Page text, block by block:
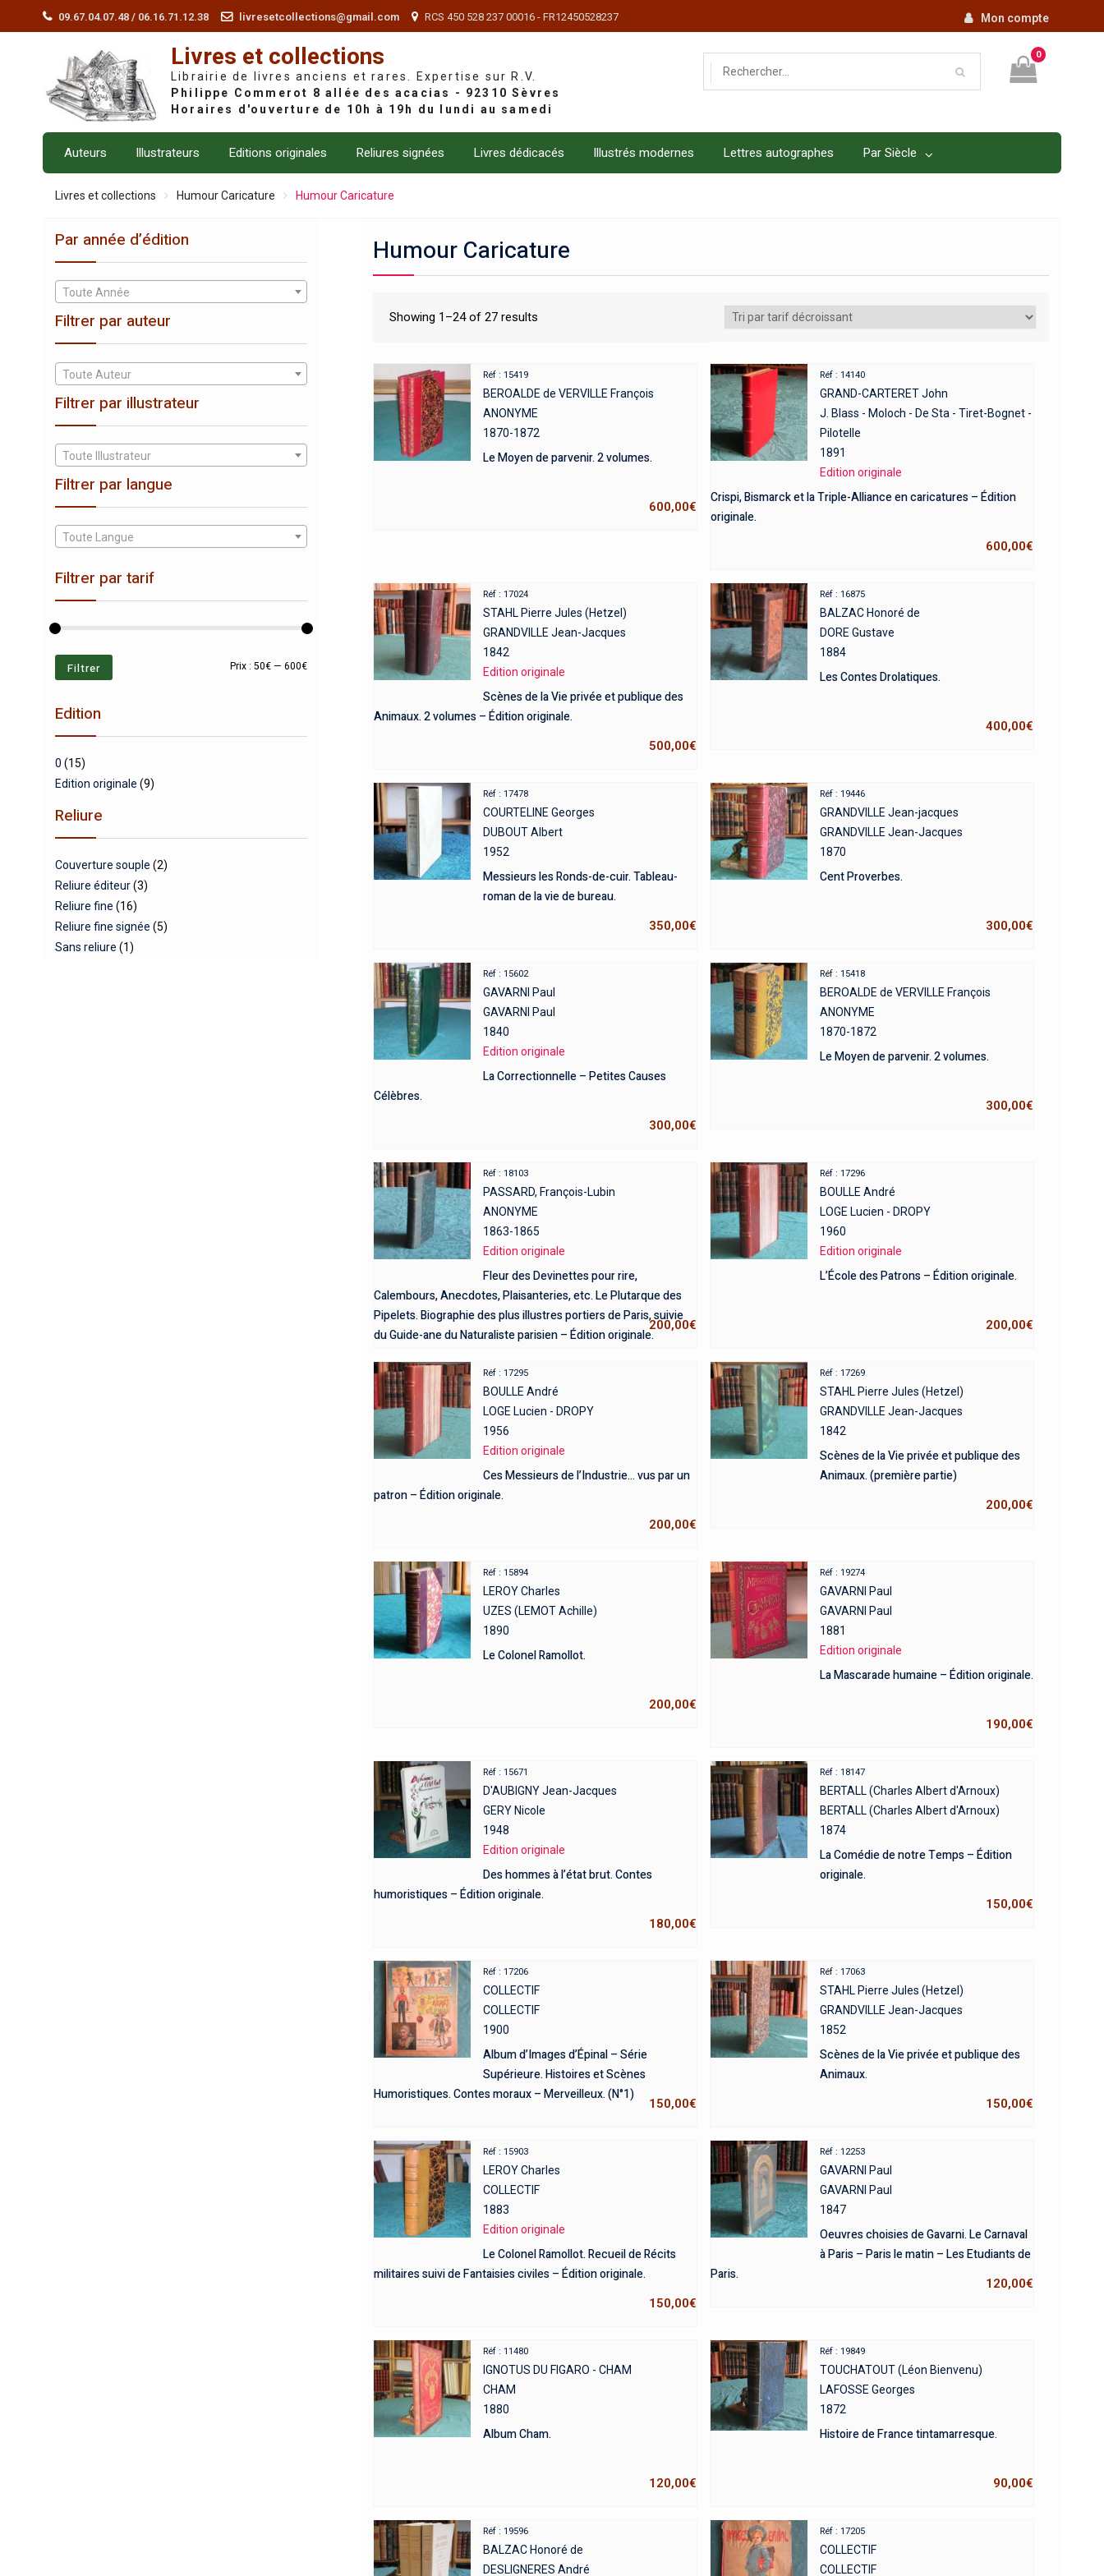
09.67.04.07.48 / 06.16.71.12.38 livresetcollections@gmail.com RCS 450 528 237 00016 - FR12450528237 Mon compte
Livres et collections
Librairie de livres anciens et rares. Expertise sur R.V.
0
Auteurs Illustrateurs Editions originales Reliures signées Livres dédicacés Illustrés modernes Lettres autographes Par Siècle
Livres et collections Humour Caricature Humour Caricature
Humour Caricature
Showing 1–24 of 27 results
Réf : 15419
BEROALDE de VERVILLE François
ANONYME
1870-1872
Le Moyen de parvenir. 2 volumes.
600,00€
Réf : 14140
GRAND-CARTERET John
J. Blass - Moloch - De Sta - Tiret-Bognet -
Pilotelle
1891
Edition originale
Crispi, Bismarck et la Triple-Alliance en caricatures – Édition
originale.
600,00€
Réf : 17024
STAHL Pierre Jules (Hetzel)
GRANDVILLE Jean-Jacques
1842
Edition originale
Scènes de la Vie privée et publique des
Animaux. 2 volumes – Édition originale.
500,00€
Réf : 16875
BALZAC Honoré de
DORE Gustave
1884
Les Contes Drolatiques.
400,00€
Réf : 17478
COURTELINE Georges
DUBOUT Albert
1952
Messieurs les Ronds-de-cuir. Tableau-
roman de la vie de bureau.
350,00€
Réf : 19446
GRANDVILLE Jean-jacques
GRANDVILLE Jean-Jacques
1870
Cent Proverbes.
300,00€
Réf : 15602
GAVARNI Paul
GAVARNI Paul
1840
Edition originale
La Correctionnelle – Petites Causes
Célèbres.
300,00€
Réf : 15418
BEROALDE de VERVILLE François
ANONYME
1870-1872
Le Moyen de parvenir. 2 volumes.
300,00€
Réf : 18103
PASSARD, François-Lubin
ANONYME
1863-1865
Edition originale
Fleur des Devinettes pour rire,
Calembours, Anecdotes, Plaisanteries, etc. Le Plutarque des
Pipelets. Biographie des plus illustres portiers de Paris, suivie
du Guide-ane du Naturaliste parisien – Édition originale.
200,00€
Réf : 17296
BOULLE André
LOGE Lucien - DROPY
1960
Edition originale
L’École des Patrons – Édition originale.
200,00€
Réf : 17295
BOULLE André
LOGE Lucien - DROPY
1956
Edition originale
Ces Messieurs de l’Industrie… vus par un
patron – Édition originale.
200,00€
Réf : 17269
STAHL Pierre Jules (Hetzel)
GRANDVILLE Jean-Jacques
1842
Scènes de la Vie privée et publique des
Animaux. (première partie)
200,00€
Réf : 15894
LEROY Charles
UZES (LEMOT Achille)
1890
Le Colonel Ramollot.
200,00€
Réf : 19274
GAVARNI Paul
GAVARNI Paul
1881
Edition originale
La Mascarade humaine – Édition originale.
190,00€
Réf : 15671
D'AUBIGNY Jean-Jacques
GERY Nicole
1948
Edition originale
Des hommes à l’état brut. Contes
humoristiques – Édition originale.
180,00€
Réf : 18147
BERTALL (Charles Albert d'Arnoux)
BERTALL (Charles Albert d'Arnoux)
1874
La Comédie de notre Temps – Édition
originale.
150,00€
Réf : 17206
COLLECTIF
COLLECTIF
1900
Album d’Images d’Épinal – Série
Supérieure. Histoires et Scènes
Humoristiques. Contes moraux – Merveilleux. (N°1)
150,00€
Réf : 17063
STAHL Pierre Jules (Hetzel)
GRANDVILLE Jean-Jacques
1852
Scènes de la Vie privée et publique des
Animaux.
150,00€
Réf : 15903
LEROY Charles
COLLECTIF
1883
Edition originale
Le Colonel Ramollot. Recueil de Récits
militaires suivi de Fantaisies civiles – Édition originale.
150,00€
Réf : 12253
GAVARNI Paul
GAVARNI Paul
1847
Oeuvres choisies de Gavarni. Le Carnaval
à Paris – Paris le matin – Les Etudiants de
Paris.
120,00€
Réf : 11480
IGNOTUS DU FIGARO - CHAM
CHAM
1880
Album Cham.
120,00€
Réf : 19849
TOUCHATOUT (Léon Bienvenu)
LAFOSSE Georges
1872
Histoire de France tintamarresque.
90,00€
Réf : 19596
BALZAC Honoré de
DESLIGNERES André
Réf : 17205
COLLECTIF
COLLECTIF
Par année d’édition
Toute Année
Filtrer par auteur
Toute Auteur
Filtrer par illustrateur
Toute Illustrateur
Filtrer par langue
Toute Langue
Filtrer par tarif
Prix
Prix
Filtrer Prix : 50€ — 600€
Edition
0 (15)
Edition originale (9)
Reliure
Couverture souple (2)
Reliure éditeur(3)
Reliure fine (16)
Reliure fine signée (5)
Sans reliure (1)